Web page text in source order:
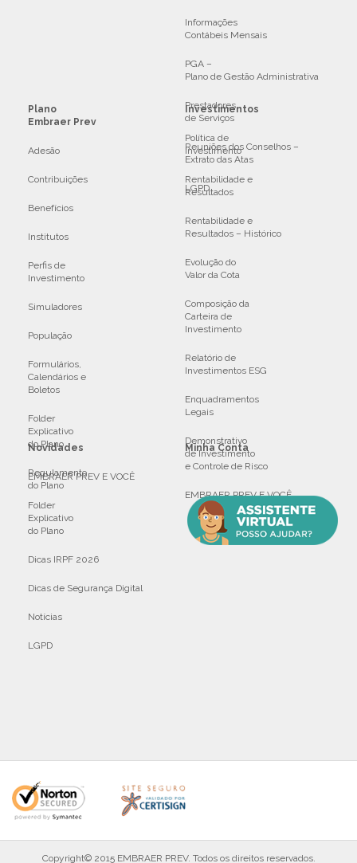
Informações
Contábeis Mensais
PGA –
Plano de Gestão Administrativa
Prestadores
de Serviços
Reuniões dos Conselhos –
Extrato das Atas
LGPD
Plano
Embraer Prev
Adesão
Contribuições
Benefícios
Institutos
Perfis de
Investimento
Simuladores
População
Formulários,
Calendários e
Boletos
Folder
Explicativo
do Plano
Regulamento
do Plano
Investimentos
Política de
Investimento
Rentabilidade e
Resultados
Rentabilidade e
Resultados – Histórico
Evolução do
Valor da Cota
Composição da
Carteira de
Investimento
Relatório de
Investimentos ESG
Enquadramentos
Legais
Demonstrativo
de Investimento
e Controle de Risco
EMBRAER PREV E VOCÊ
Novidades
EMBRAER PREV E VOCÊ
Folder
Explicativo
do Plano
Dicas IRPF 2026
Dicas de Segurança Digital
Notícias
LGPD
Minha Conta
Copyright© 2015 EMBRAER PREV. Todos os direitos reservados.